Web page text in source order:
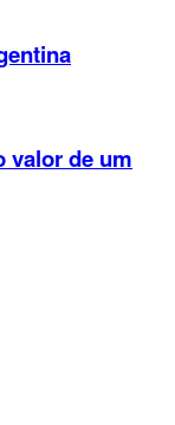
valor de um